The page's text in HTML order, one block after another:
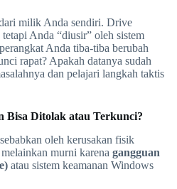
milik Anda sendiri. Drive
Anda “diusir” oleh sistem
Anda tiba-tiba berubah
rapat? Apakah datanya sudah
dan pelajari langkah taktis
Bisa Ditolak atau Terkunci?
oleh kerusakan fisik
murni karena gangguan
atau sistem keamanan Windows